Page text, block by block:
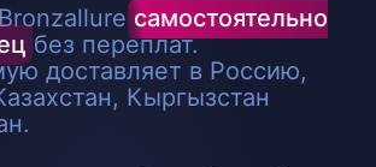
самостоятельно
без переплат.
доставляет в Россию,
Кыргызстан